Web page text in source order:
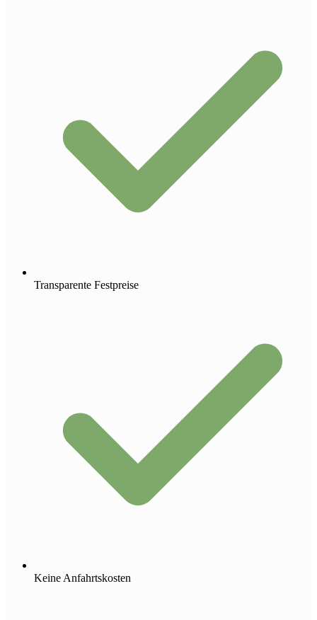
Transparente Festpreise
Keine Anfahrtskosten